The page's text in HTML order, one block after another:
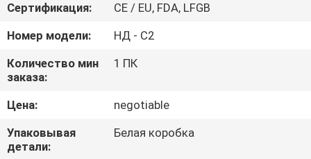
ЭКСКУРСИЯ
ПО
ЗАВОДУ
КОНТРОЛЬ
КАЧЕСТВА
Сертификация:
CE / EU, FDA, LFGB
Номер модели:
НД - С2
Количество мин
заказа:
1 ПК
Цена:
negotiable
Упаковывая
детали:
Белая коробка